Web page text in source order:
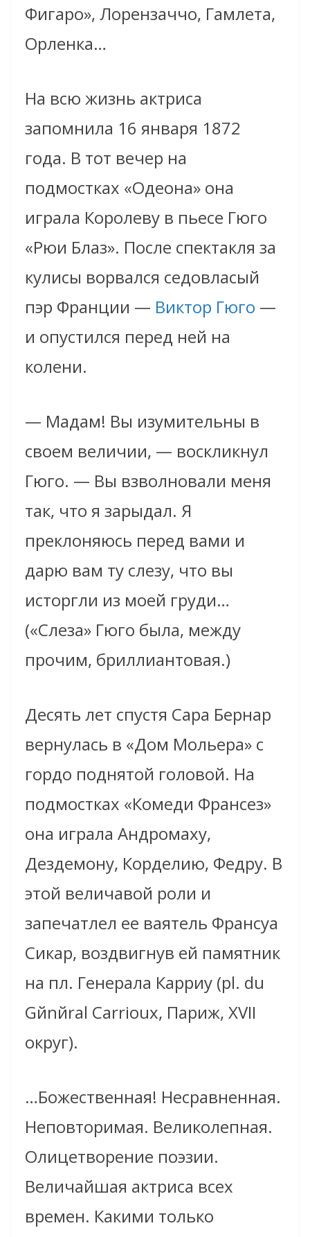
Фигаро», Лорензаччо, Гамлета,
Орленка…
На всю жизнь актриса
запомнила 16 января 1872
года. В тот вечер на
подмостках «Одеона» она
играла Королеву в пьесе Гюго
«Рюи Блаз». После спектакля за
кулисы ворвался седовласый
пэр Франции — Виктор Гюго —
и опустился перед ней на
колени.
— Мадам! Вы изумительны в
своем величии, — воскликнул
Гюго. — Вы взволновали меня
так, что я зарыдал. Я
преклоняюсь перед вами и
дарю вам ту слезу, что вы
исторгли из моей груди…
(«Слеза» Гюго была, между
прочим, бриллиантовая.)
Десять лет спустя Сара Бернар
вернулась в «Дом Мольера» с
гордо поднятой головой. На
подмостках «Комеди Франсез»
она играла Андромаху,
Дездемону, Корделию, Федру. В
этой величавой роли и
запечатлел ее ваятель Франсуа
Сикар, воздвигнув ей памятник
на пл. Генерала Карриу (pl. du
Gйnйral Carrioux, Париж, XVII
округ).
…Божественная! Несравненная.
Неповторимая. Великолепная.
Олицетворение поэзии.
Величайшая актриса всех
времен. Какими только